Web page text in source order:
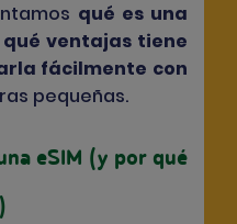
qué es una
qué ventajas tiene
fácilmente con
pequeñas.
eSIM (y por qué